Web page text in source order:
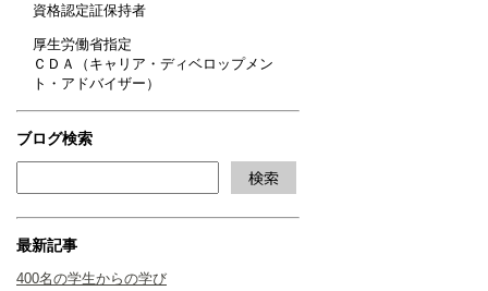
資格認定証保持者
厚生労働省指定
ＣＤＡ（キャリア・ディベロップメン
ト・アドバイザー）
ブログ検索
最新記事
400名の学生からの学び